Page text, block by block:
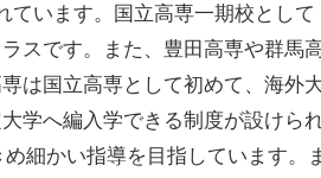
ています。国立高専一期校として
スです。また、豊田高専や群馬
は国立高専として初めて、海外
学へ編入学できる制度が設けられ
細かい指導を目指しています。